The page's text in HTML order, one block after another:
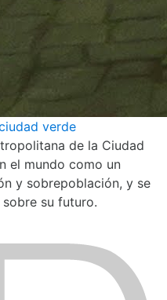
verde
de la Ciudad
el mundo como un
y sobrepoblación, y se
su futuro.